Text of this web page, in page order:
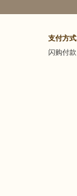
支付方式
闪购付款